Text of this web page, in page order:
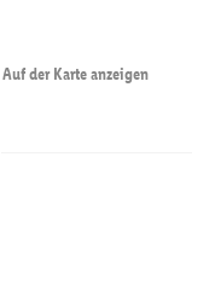
Auf der Karte anzeigen